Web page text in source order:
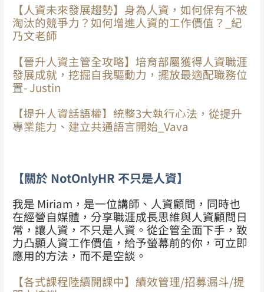
【人資未來發展趨勢】身為人資，如何保有不被
淘汰的競爭力？如何增進人資的工作價值？_紀
乃文老師
【晉升人資主管全攻略】培育部屬獲得人資職涯
發展成就，挖掘自我驅動力，擺放最適配職務位
置- Justin
【提升人資話語權】統整3大執行心法，從提升
專業能力、建立共通語言開始_Vava
【關於 NotOnlyHR 不只是人資】
我是 Miriam，是一位講師、人資顧問，同時也
在經營自媒體，分享職涯成長思維與人資顧問日
常，讓人資，不只是人資。從企管全面下手，致
力凸顯人資工作價值，給予螢幕前的你，可立即
應用的方法，而不是空談。
【各式課程陸續開課中】績效管理/招募漏斗/提